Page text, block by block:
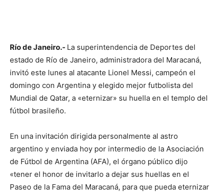
Río de Janeiro.- La superintendencia de Deportes del
estado de Río de Janeiro, administradora del Maracaná,
invitó este lunes al atacante Lionel Messi, campeón el
domingo con Argentina y elegido mejor futbolista del
Mundial de Qatar, a «eternizar» su huella en el templo del
fútbol brasileño.
En una invitación dirigida personalmente al astro
argentino y enviada hoy por intermedio de la Asociación
de Fútbol de Argentina (AFA), el órgano público dijo
«tener el honor de invitarlo a dejar sus huellas en el
Paseo de la Fama del Maracaná, para que pueda eternizar